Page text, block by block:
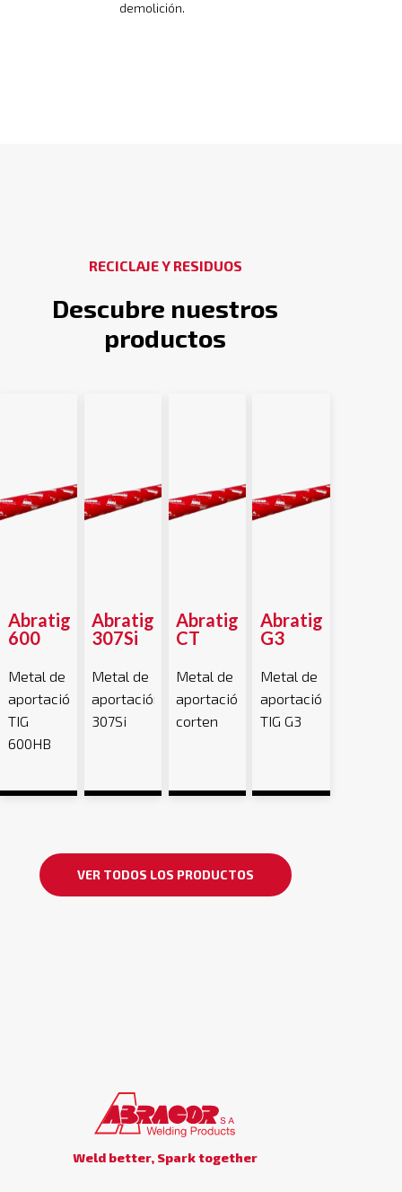
demolición.
RECICLAJE Y RESIDUOS
Descubre nuestros
productos
Abratig
600
Metal de
aportación
TIG
600HB
Abratig
307Si
Metal de
aportación
307Si
Abratig
CT
Metal de
aportación
corten
Abratig
G3
Metal de
aportación
TIG G3
VER TODOS LOS PRODUCTOS
Weld better, Spark together